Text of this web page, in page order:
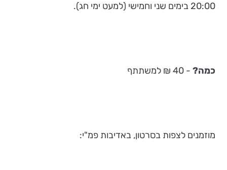
20:00 בימים שני וחמישי (למעט ימי חג).
כמה? - 40 ₪ למשתתף
מוזמנים לצפות בסרטון, באדיבות פמ"י: